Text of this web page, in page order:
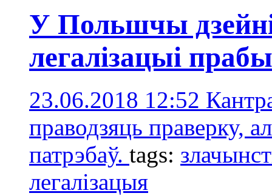
У Польшчы
легалізацыі
23.06.2018 12:52
праводзяць праверку,
патрэбаў. tags:
легалізацыя